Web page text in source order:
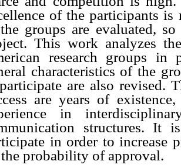
of the participants is
groups are evaluated,
This work analyzes
research groups in
characteristics of the
are also revised.
are years of
in
structures. It
in order to increase
probability of approval.